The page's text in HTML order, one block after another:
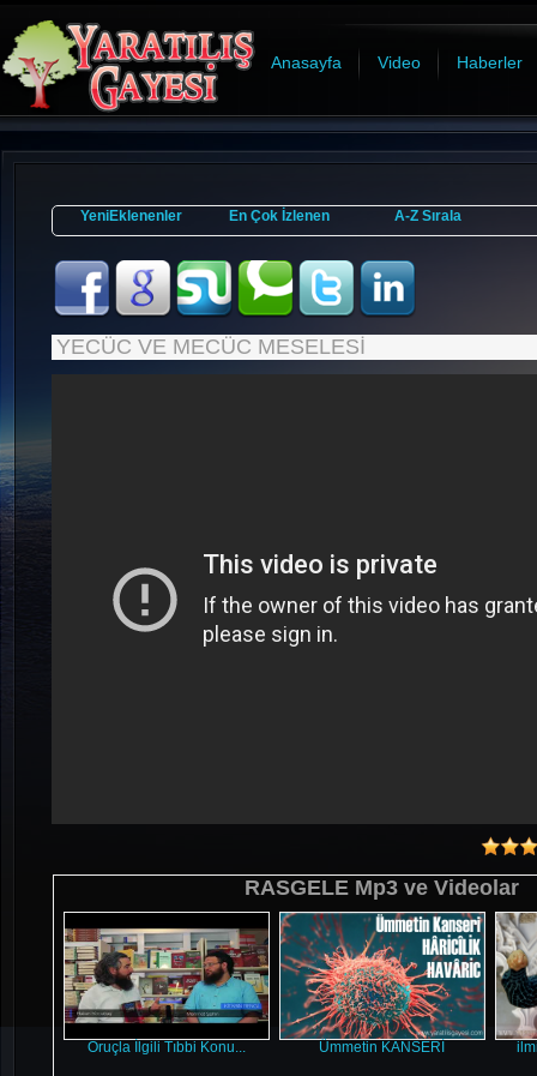
Anasayfa Video Haberler
YeniEklenenler En Çok İzlenen A-Z Sırala
YECÜC VE MECÜC MESELESİ
RASGELE Mp3 ve Videolar
Oruçla İlgili Tıbbi Konu... Ümmetin KANSERİ